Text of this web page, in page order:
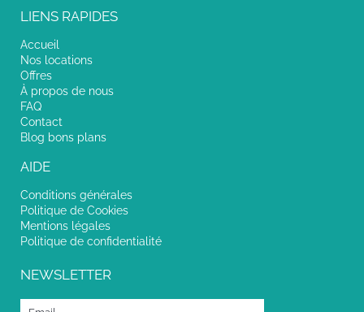
LIENS RAPIDES
Accueil
Nos locations
Offres
À propos de nous
FAQ
Contact
Blog bons plans
AIDE
Conditions générales
Politique de Cookies
Mentions légales
Politique de confidentialité
NEWSLETTER